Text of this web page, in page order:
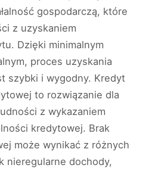
gospodarczą, które
z uzyskaniem
Dzięki minimalnym
proces uzyskania
szybki i wygodny. Kredyt
to rozwiązanie dla
z wykazaniem
kredytowej. Brak
może wynikać z różnych
nieregularne dochody,